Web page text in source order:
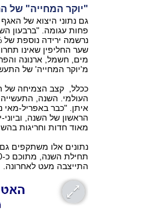
"יוקר המחייה" של
גם נתוני היצוא של
שער החליפין שאינו
מים, חשמל, ארנונה
מ'יוקר המחייה' של
ככלל, קצב הצמיחה של
העולמי. השנה,
מאוד חדות וחריגות
התייצבה מעט לאחרונה.